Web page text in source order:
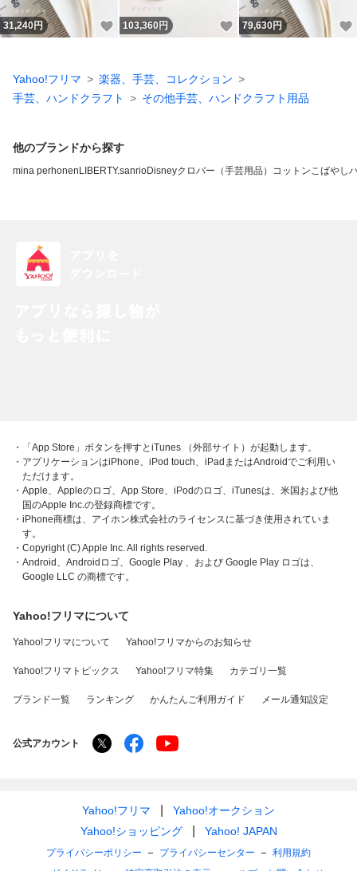
31,240円 いいね！
103,360円 いいね！
79,630円
Yahoo!フリマ
楽器、手芸、コレクション
手芸、ハンドクラフト
その他手芸、ハンドクラフト用品
他のブランドから探す
mina perhonen LIBERTY.sanrioDisneyクロバー（手芸用品） コットンこばやし
・「App Store」ボタンを押すとiTunes （外部サイト）が起動します。
・アプリケーションはiPhone、iPod touch、iPadまたはAndroidでご利用い
ただけます。
・Apple、Appleのロゴ、App Store、iPodのロゴ、iTunesは、米国および他
国のApple Inc.の登録商標です。
・iPhone商標は、アイホン株式会社のライセンスに基づき使用されていま
す。
・Copyright (C) Apple Inc. All rights reserved.
・Android、Androidロゴ、Google Play 、および Google Play ロゴは、
Google LLC の商標です。
Yahoo!フリマについて
Yahoo!フリマについて Yahoo!フリマからのお知らせ
Yahoo!フリマトピックス Yahoo!フリマ特集 カテゴリ一覧
ブランド一覧 ランキング かんたんご利用ガイド メール通知設定
公式アカウント
Yahoo!フリマ
Yahoo!オークション
Yahoo!ショッピング
Yahoo! JAPAN
プライバシーポリシー プライバシーセンター
利用規約